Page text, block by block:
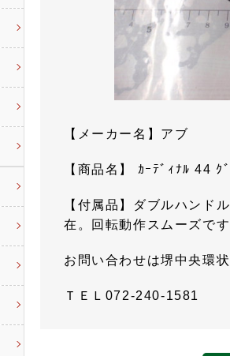
【メーカー名】アブ
【商品名】 ｶｰﾃﾞｨﾅﾙ 44 ｸ
【付属品】ダブルハン
在。回転動作スムーズで
お問い合わせは堺中央環状
ＴＥＬ072-240-1581